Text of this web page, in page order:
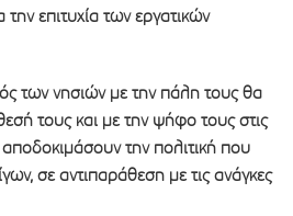
επιτυχία των εργατικών
των νησιών με την πάλη τους θα
τους και με την ψήφο τους στις
την πολιτική που
σε αντιπαράθεση με τις ανάγκες